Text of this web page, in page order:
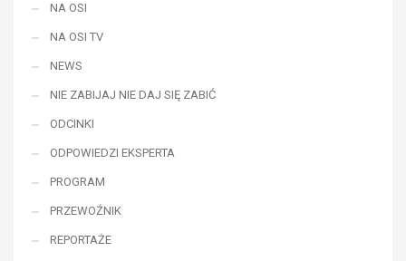
NA OSI
NA OSI TV
NEWS
NIE ZABIJAJ NIE DAJ SIĘ ZABIĆ
ODCINKI
ODPOWIEDZI EKSPERTA
PROGRAM
PRZEWOŹNIK
REPORTAŻE